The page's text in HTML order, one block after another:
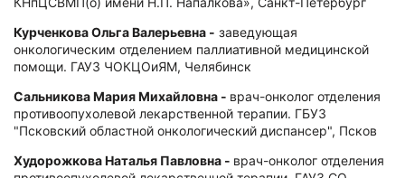
Курченкова Ольга Валерьевна - заведующая
онкологическим отделением паллиативной медицинской
помощи. ГАУЗ ЧОКЦОиЯМ, Челябинск
Сальникова Мария Михайловна - врач-онколог отделения
противоопухолевой лекарственной терапии. ГБУЗ
"Псковский областной онкологический диспансер", Псков
Худорожкова Наталья Павловна - врач-онколог отделения